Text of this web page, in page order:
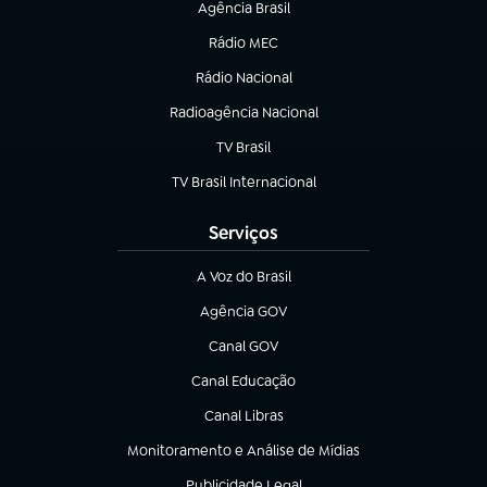
Agência Brasil
(abre em nova aba)
Rádio MEC
(abre em nova aba)
Rádio Nacional
Radioagência Nacional
(abre em nova aba)
TV Brasil
(abre em nova aba)
TV Brasil Internacional
(abre em nova aba)
Serviços
A Voz do Brasil
(abre em nova aba)
Agência GOV
(abre em nova aba)
Canal GOV
(abre em nova aba)
Canal Educação
(abre em nova aba)
Canal Libras
(abre em nova aba)
Monitoramento e Análise de Mídias
(abre em nova aba)